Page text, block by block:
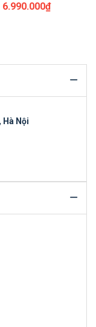
xếp
6.990.000₫
Nội